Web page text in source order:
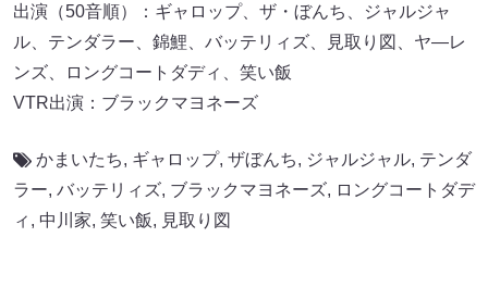
出演（50音順）：ギャロップ、ザ・ぼんち、ジャルジャ
ル、テンダラー、錦鯉、バッテリィズ、見取り図、ヤ―レ
ンズ、ロングコートダディ、笑い飯
VTR出演：ブラックマヨネーズ
かまいたち, ギャロップ, ザぼんち, ジャルジャル, テンダ
ラー, バッテリィズ, ブラックマヨネーズ, ロングコートダデ
ィ , 中川家, 笑い飯, 見取り図